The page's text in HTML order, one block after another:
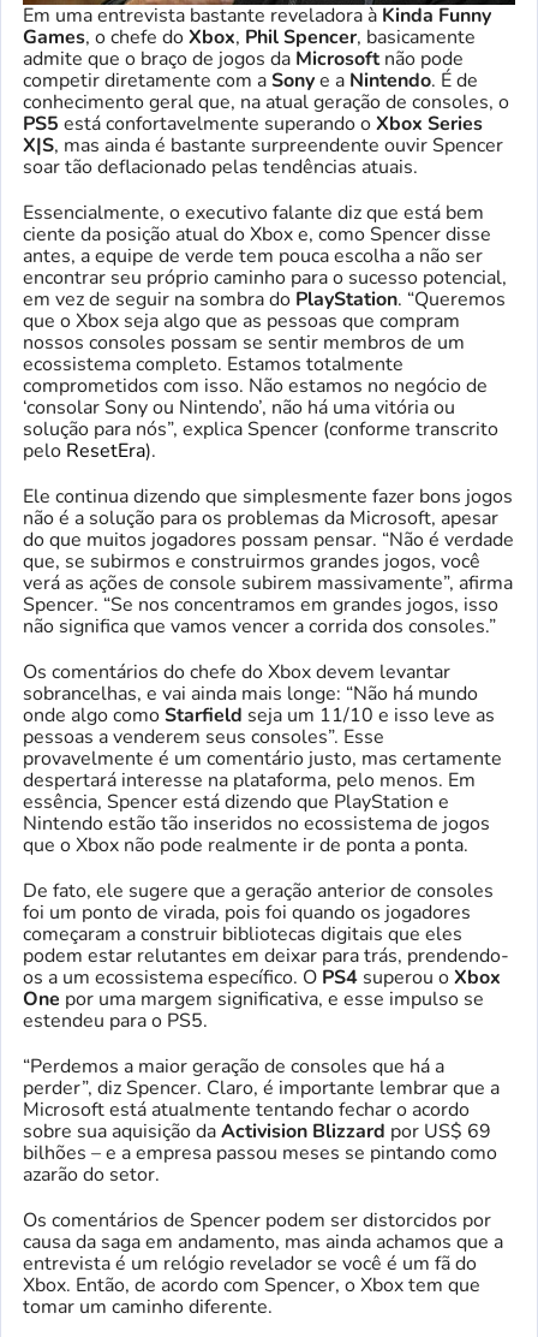
Em uma entrevista bastante reveladora à Kinda Funny
Games, o chefe doXbox, Phil Spencer, basicamente
admite que o braço de jogos da Microsoftnão pode
competir diretamente com aSonye a Nintendo. É de
conhecimento geral que, na atual geração de consoles, o
PS5 está confortavelmente superando oXbox Series
X|S, mas ainda é bastante surpreendente ouvir Spencer
soar tão deflacionado pelas tendências atuais.
Essencialmente, o executivo falante diz que está bem
ciente da posição atual do Xbox e, como Spencer disse
antes, a equipe de verde tem pouca escolha a não ser
encontrar seu próprio caminho para o sucesso potencial,
em vez de seguir na sombra do PlayStation. “Queremos
que o Xbox seja algo que as pessoas que compram
nossos consoles possam se sentir membros de um
ecossistema completo. Estamos totalmente
comprometidos com isso. Não estamos no negócio de
‘consolar Sony ou Nintendo’, não há uma vitória ou
solução para nós”, explica Spencer (conforme transcrito
pelo ResetEra).
Ele continua dizendo que simplesmente fazer bons jogos
não é a solução para os problemas da Microsoft, apesar
do que muitos jogadores possam pensar. “Não é verdade
que, se subirmos e construirmos grandes jogos, você
verá as ações de console subirem massivamente”, afirma
Spencer. “Se nos concentramos em grandes jogos, isso
não significa que vamos vencer a corrida dos consoles.”
Os comentários do chefe do Xbox devem levantar
sobrancelhas, e vai ainda mais longe: “Não há mundo
onde algo comoStarfield seja um 11/10 e isso leve as
pessoas a venderem seus consoles”. Esse
provavelmente é um comentário justo, mas certamente
despertará interesse na plataforma, pelo menos. Em
essência, Spencer está dizendo que PlayStation e
Nintendo estão tão inseridos no ecossistema de jogos
que o Xbox não pode realmente ir de ponta a ponta.
De fato, ele sugere que a geração anterior de consoles
foi um ponto de virada, pois foi quando os jogadores
começaram a construir bibliotecas digitais que eles
podem estar relutantes em deixar para trás, prendendo-
os a um ecossistema específico. O PS4 superou oXbox
One por uma margem significativa, e esse impulso se
estendeu para o PS5.
“Perdemos a maior geração de consoles que há a
perder”, diz Spencer. Claro, é importante lembrar que a
Microsoft está atualmente tentando fechar o acordo
sobre sua aquisição daActivision Blizzard por US$ 69
bilhões – e a empresa passou meses se pintando como
azarão do setor.
Os comentários de Spencer podem ser distorcidos por
causa da saga em andamento, mas ainda achamos que a
entrevista é um relógio revelador se você é um fã do
Xbox. Então, de acordo com Spencer, o Xbox tem que
tomar um caminho diferente.